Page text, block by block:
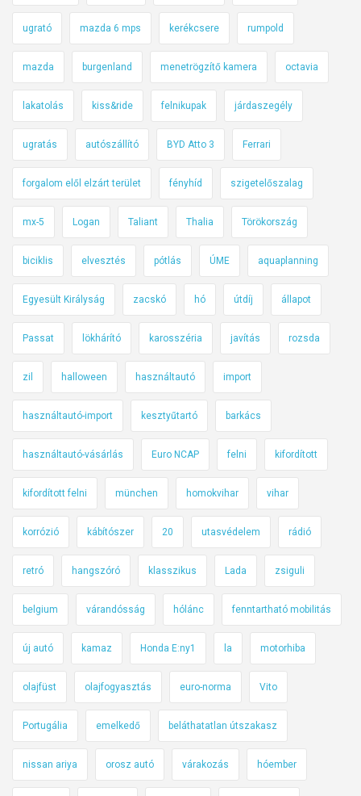
ugrató mazda 6 mps kerékcsere rumpold
mazda burgenland menetrögzítő kamera octavia
lakatolás kiss&ride felnikupak járdaszegély
ugratás autószállító BYD Atto 3 Ferrari
forgalom elől elzárt terület fényhíd szigetelőszalag
mx-5 Logan Taliant Thalia Törökország
biciklis elvesztés pótlás ÚME aquaplanning
Egyesült Királyság zacskó hó útdíj állapot
Passat lökhárító karosszéria javítás rozsda
zil halloween használtautó import
használtautó-import kesztyűtartó barkács
használtautó-vásárlás Euro NCAP felni kifordított
kifordított felni münchen homokvihar vihar
korrózió kábítószer 20 utasvédelem rádió
retró hangszóró klasszikus Lada zsiguli
belgium várandósság hólánc fenntartható mobilitás
új autó kamaz Honda E:ny1 la motorhiba
olajfüst olajfogyasztás euro-norma Vito
Portugália emelkedő beláthatatlan útszakasz
nissan ariya orosz autó várakozás hóember